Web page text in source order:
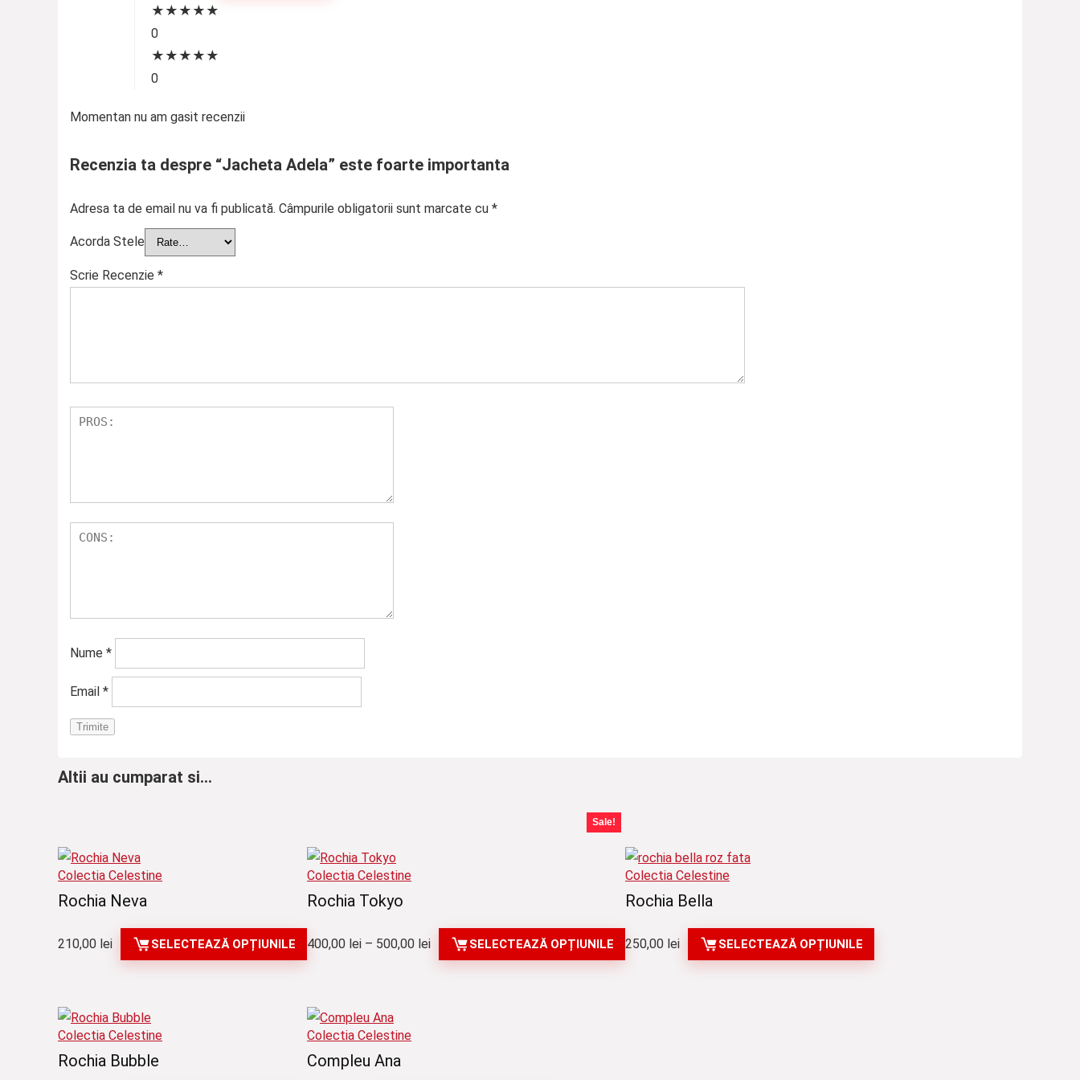
★ ★ ★ ★ ★
0
★ ★ ★ ★ ★
0
Momentan nu am gasit recenzii
Recenzia ta despre “Jacheta Adela” este foarte importanta
Adresa ta de email nu va fi publicată. Câmpurile obligatorii sunt marcate cu *
Acorda Stele
Scrie Recenzie *
Nume *
Email *
Altii au cumparat si...
Colectia Celestine
Rochia Neva
210,00 lei SELECTEAZĂ OPȚIUNILE
Sale!
Colectia Celestine
Rochia Tokyo
400,00 lei – 500,00 leiIntervalSELECTEAZĂ OPȚIUNILE
Colectia Celestine
Rochia Bella
250,00 lei SELECTEAZĂ OPȚIUNILE
Colectia Celestine
Rochia Bubble
Colectia Celestine
Compleu Ana